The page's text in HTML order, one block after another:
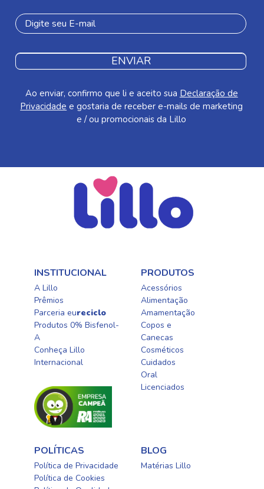
ENVIAR
Ao enviar, confirmo que li e aceito sua Declaração de
Privacidade e gostaria de receber e-mails de marketing
e / ou promocionais da Lillo
INSTITUCIONAL
A Lillo
Prêmios
Parceria eureciclo
Produtos 0% Bisfenol-
A
Conheça Lillo
Internacional
PRODUTOS
Acessórios
Alimentação
Amamentação
Copos e
Canecas
Cosméticos
Cuidados
Oral​
Licenciados​
POLÍTICAS
Política de Privacidade
Política de Cookies
BLOG
Matérias Lillo